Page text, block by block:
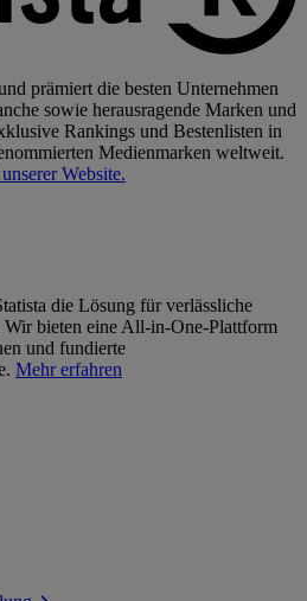
prämiert die besten Unternehmen
sowie herausragende Marken und
Rankings und Bestenlisten in
Medienmarken weltweit.
Website.
die Lösung für verlässliche
Wir bieten eine All-in-One-Plattform
und fundierte
Mehr erfahren